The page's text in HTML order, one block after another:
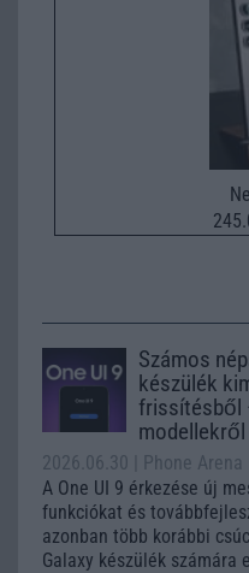
Számos
készülék
frissítésből
modellekről
2026.06.30
| Phone Arena
A One UI 9 érkezése új
funkciókat és
azonban több korábbi
Galaxy készülék számára